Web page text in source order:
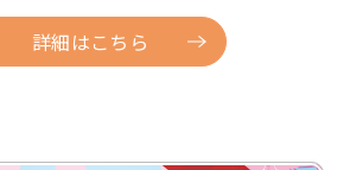
詳細はこちら